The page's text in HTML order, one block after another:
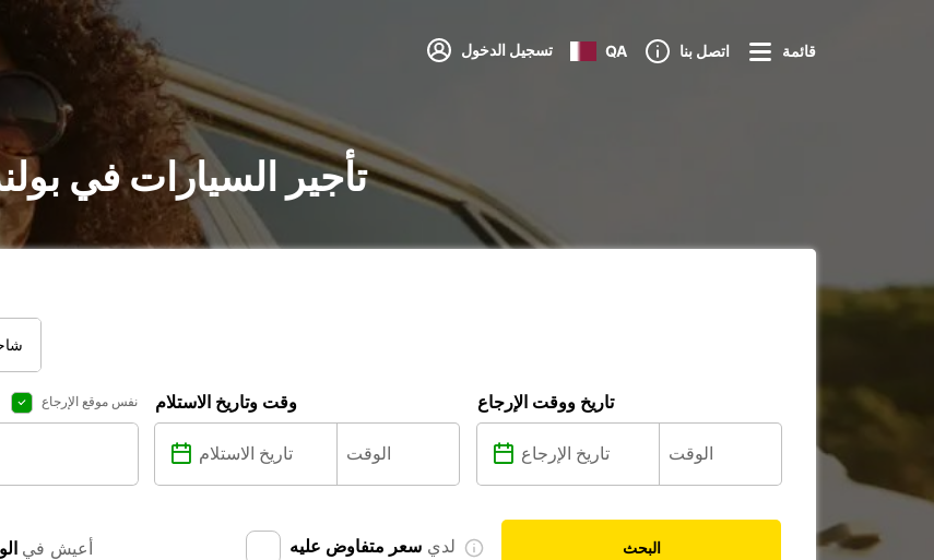
تسجيل الدخول QA اتصل بنا قائمة
تأجير السيارات في
نفس موقع الإرجاع وقت وتاريخ الاستلام تاريخ ووقت الإرجاع
أعيش في لدي سعر متفاوض عليه البحث